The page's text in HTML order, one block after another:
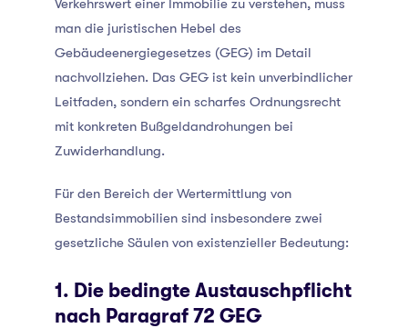
Verkehrswert einer Immobilie zu verstehen, muss
man die juristischen Hebel des
Gebäudeenergiegesetzes (GEG) im Detail
nachvollziehen. Das GEG ist kein unverbindlicher
Leitfaden, sondern ein scharfes Ordnungsrecht
mit konkreten Bußgeldandrohungen bei
Zuwiderhandlung.
Für den Bereich der Wertermittlung von
Bestandsimmobilien sind insbesondere zwei
gesetzliche Säulen von existenzieller Bedeutung:
1. Die bedingte Austauschpflicht
nach Paragraf 72 GEG